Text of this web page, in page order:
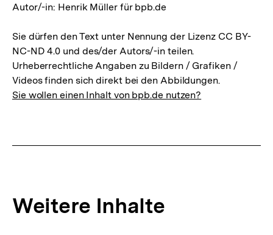
Autor/-in: Henrik Müller für bpb.de
Sie dürfen den Text unter Nennung der Lizenz CC BY-
NC-ND 4.0 und des/der Autors/-in teilen.
Urheberrechtliche Angaben zu Bildern / Grafiken /
Videos finden sich direkt bei den Abbildungen.
Sie wollen einen Inhalt von bpb.de nutzen?
Weitere Inhalte